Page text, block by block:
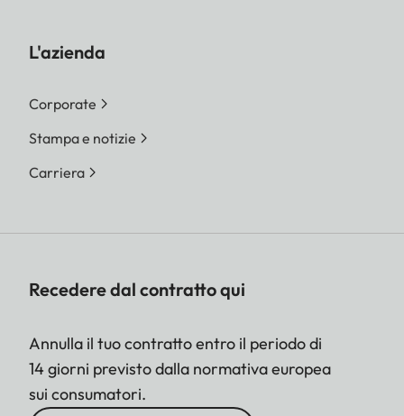
L'azienda
Corporate
Stampa e notizie
Carriera
Recedere dal contratto qui
Annulla il tuo contratto entro il periodo di
14 giorni previsto dalla normativa europea
sui consumatori.